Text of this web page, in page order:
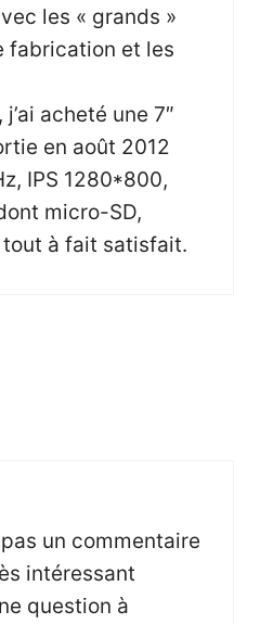
les « grands »
fabrication et les
acheté une 7″
en août 2012
IPS 1280*800,
micro-SD,
tout à fait satisfait.
pas un commentaire
intéressant
question à